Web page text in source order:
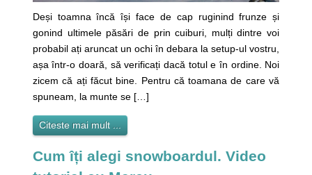
Deși toamna încă își face de cap ruginind frunze și
gonind ultimele păsări de prin cuiburi, mulți dintre voi
probabil ați aruncat un ochi în debara la setup-ul vostru,
așa într-o doară, să verificați dacă totul e în ordine. Noi
zicem că ați făcut bine. Pentru că toamana de care vă
spuneam, la munte se […]
Citeste mai mult ...
Cum îți alegi snowboardul. Video